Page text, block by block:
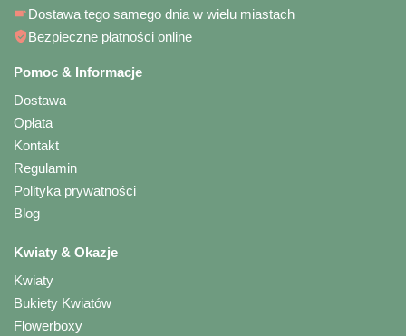
Dostawa tego samego dnia w wielu miastach
Bezpieczne płatności online
Pomoc & Informacje
Dostawa
Opłata
Kontakt
Regulamin
Polityka prywatności
Blog
Kwiaty & Okazje
Kwiaty
Bukiety Kwiatów
Flowerboxy